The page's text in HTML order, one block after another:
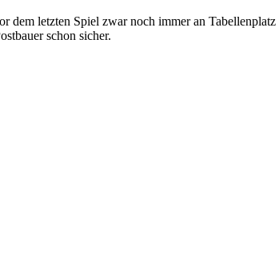
letzten Spiel zwar noch immer an
schon sicher.